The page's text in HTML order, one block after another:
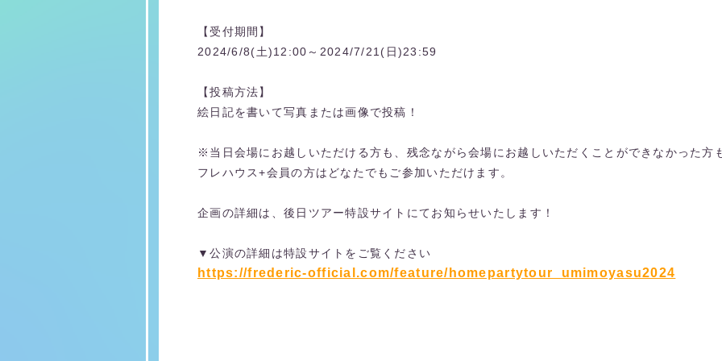
【受付期間】
2024/6/8(土)12:00～2024/7/21(日)23:59
【投稿方法】
絵日記を書いて写真または画像で投稿！
※当日会場にお越しいただける方も、残念ながら会場にお越しいただくことができなかった方
フレハウス+会員の方はどなたでもご参加いただけます。
企画の詳細は、後日ツアー特設サイトにてお知らせいたします！
▼公演の詳細は特設サイトをご覧ください
https://frederic-official.com/feature/homepartytour_umimoyasu2024